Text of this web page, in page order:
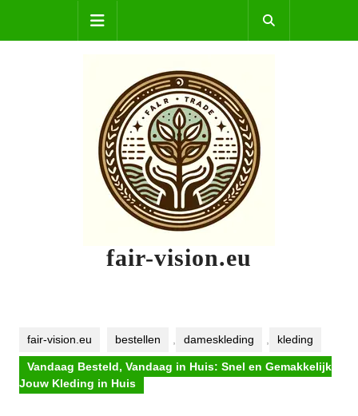
content
fair-vision.eu
fair-vision.eu bestellen dameskleding kleding
Vandaag Besteld, Vandaag in Huis: Snel en Gemakkelijk
Jouw Kleding in Huis